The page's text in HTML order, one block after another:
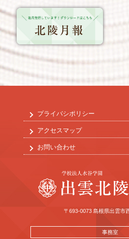
プライバシポリシー
アクセスマップ
お問い合わせ
〒693-0073 島根県出雲市
事務室